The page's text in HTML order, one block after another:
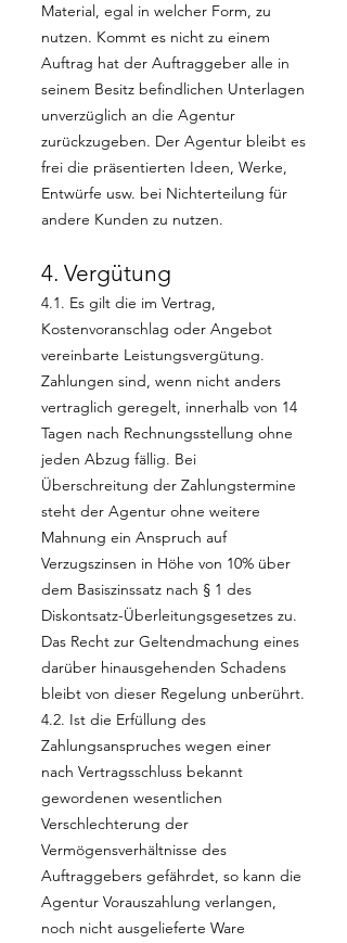
Material, egal in welcher Form, zu
nutzen. Kommt es nicht zu einem
Auftrag hat der Auftraggeber alle in
seinem Besitz befindlichen Unterlagen
unverzüglich an die Agentur
zurückzugeben. Der Agentur bleibt es
frei die präsentierten Ideen, Werke,
Entwürfe usw. bei Nichterteilung für
andere Kunden zu nutzen.
4. Vergütung
4.1. Es gilt die im Vertrag,
Kostenvoranschlag oder Angebot
vereinbarte Leistungsvergütung.
Zahlungen sind, wenn nicht anders
vertraglich geregelt, innerhalb von 14
Tagen nach Rechnungsstellung ohne
jeden Abzug fällig. Bei
Überschreitung der Zahlungstermine
steht der Agentur ohne weitere
Mahnung ein Anspruch auf
Verzugszinsen in Höhe von 10% über
dem Basiszinssatz nach § 1 des
Diskontsatz-Überleitungsgesetzes zu.
Das Recht zur Geltendmachung eines
darüber hinausgehenden Schadens
bleibt von dieser Regelung unberührt.
4.2. Ist die Erfüllung des
Zahlungsanspruches wegen einer
nach Vertragsschluss bekannt
gewordenen wesentlichen
Verschlechterung der
Vermögensverhältnisse des
Auftraggebers gefährdet, so kann die
Agentur Vorauszahlung verlangen,
noch nicht ausgelieferte Ware